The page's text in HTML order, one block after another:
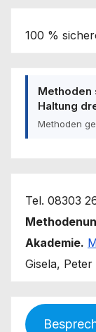
100 %
Methoden
Haltung
Methoden
Tel. 08303
Akademie.
Gisela,